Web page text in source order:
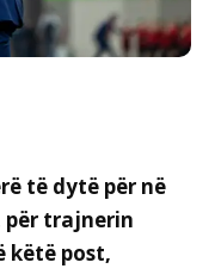
të dytë për në
për trajnerin
këtë post,